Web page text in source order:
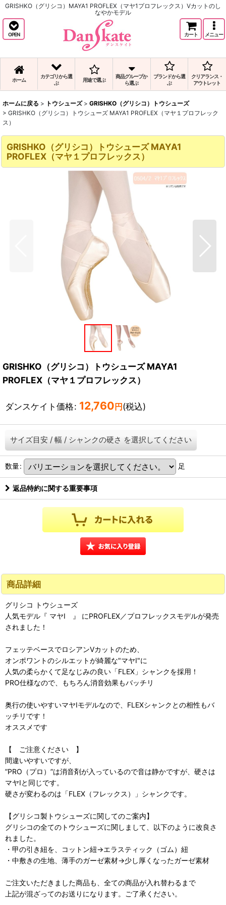
GRISHKO（グリシコ）MAYA1 PROFLEX（マヤ1プロフレックス）Vカットのし
なやかモデル
OPEN カート メニュー
ホーム
カテゴリから選
ぶ
用途で選ぶ
商品グループか
ら選ぶ
ブランドから選
ぶ
クリアランス・
アウトレット
ホームに戻る > トウシューズ > GRISHKO（グリシコ）トウシューズ
> GRISHKO（グリシコ）トウシューズ MAYA1 PROFLEX（マヤ１プロフレック
ス）
GRISHKO（グリシコ）トウシューズ MAYA1
PROFLEX（マヤ１プロフレックス）
GRISHKO（グリシコ）トウシューズ MAYA1
PROFLEX（マヤ１プロフレックス）
ダンスケイト価格: 12,760 円 (税込)
サイズ目安 / 幅 / シャンクの硬さ を選択してください
数量: 足
返品特約に関する重要事項
商品詳細
グリシコ トウシューズ
人気モデル『 マヤI 』 にPROFLEX／プロフレックスモデルが発売
されました！
フェッテベースでロシアンVカットのため、
オンポワントのシルエットが綺麗な"マヤI"に
人気の柔らかくて足なじみの良い「FLEX」シャンクを採用！
PRO仕様なので、もちろん消音効果もバッチリ
奥行の使いやすいマヤIモデルなので、FLEXシャンクとの相性もバ
ッチリです！
オススメです
【 ご注意ください 】
間違いやすいですが、
”PRO（プロ）”は消音剤が入っているので音は静かですが、硬さは
マヤIと同じです。
硬さが変わるのは「FLEX（フレックス）」シャンクです。
【グリシコ製トウシューズに関してのご案内】
グリシコの全てのトウシューズに関しまして、以下のように改良さ
れました。
・甲の引き紐を、コットン紐→エラスティック（ゴム）紐
・中敷きの生地、薄手のガーゼ素材→少し厚くなったガーゼ素材
ご注文いただきました商品も、全ての商品が入れ替わるまで
上記が混ざってのお送りになります。ご了承ください。